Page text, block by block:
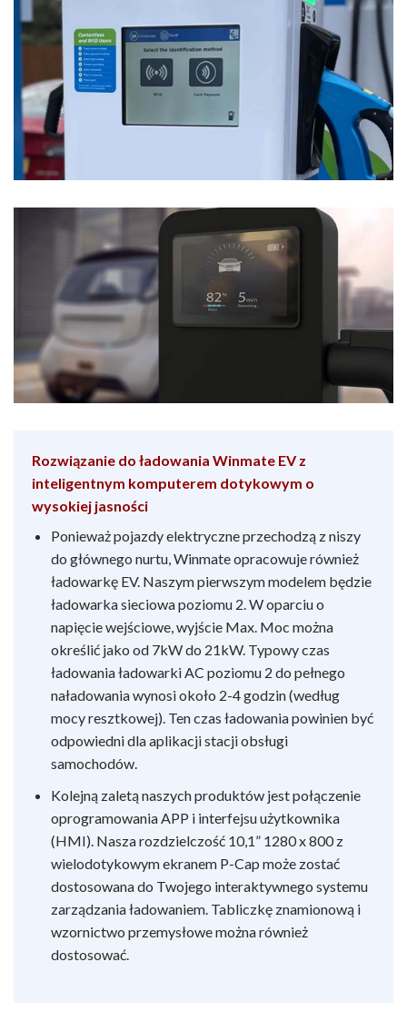
Rozwiązanie do ładowania Winmate EV z
inteligentnym komputerem dotykowym o
wysokiej jasności
Ponieważ pojazdy elektryczne przechodzą z niszy
do głównego nurtu, Winmate opracowuje również
ładowarkę EV. Naszym pierwszym modelem będzie
ładowarka sieciowa poziomu 2. W oparciu o
napięcie wejściowe, wyjście Max. Moc można
określić jako od 7kW do 21kW. Typowy czas
ładowania ładowarki AC poziomu 2 do pełnego
naładowania wynosi około 2-4 godzin (według
mocy resztkowej). Ten czas ładowania powinien być
odpowiedni dla aplikacji stacji obsługi
samochodów.
Kolejną zaletą naszych produktów jest połączenie
oprogramowania APP i interfejsu użytkownika
(HMI). Nasza rozdzielczość 10,1” 1280 x 800 z
wielodotykowym ekranem P-Cap może zostać
dostosowana do Twojego interaktywnego systemu
zarządzania ładowaniem. Tabliczkę znamionową i
wzornictwo przemysłowe można również
dostosować.